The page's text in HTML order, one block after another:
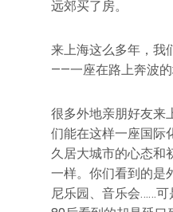
远郊买了房。
来上海这么多年，我
——一座在路上奔波的
很多外地亲朋好友来
们能在这样一座国际
久居大城市的心态和
一样。你们看到的是
尼乐园、音乐会……